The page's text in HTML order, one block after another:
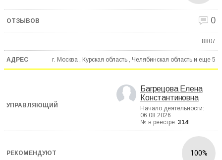
0
8807
г. Москва , Курская область , Челябинская область и еще 5
Багрецова Елена
Константиновна
Начало деятельности:
06.08.2026
№ в реестре: 314
100%